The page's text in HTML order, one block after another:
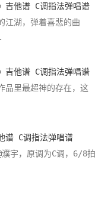
吉他谱 C调指法弹唱谱
江湖，弹着喜悲的曲
吉他谱 C调指法弹唱谱
品里最超神的存在，这
谱 C调指法弹唱谱
濮宇，原调为C调，6/8拍